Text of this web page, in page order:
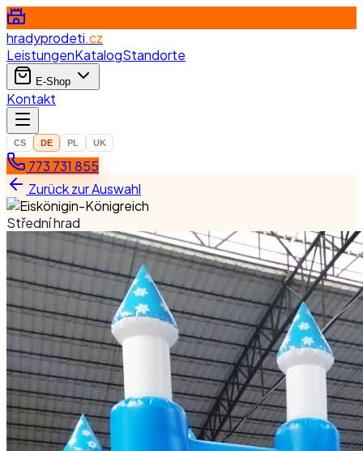
hradyprodeti.cz
LeistungenKatalogStandorte
E-Shop
Kontakt
CS DE PL UK
773 731 855
Zurück zur Auswahl
Střední hrad